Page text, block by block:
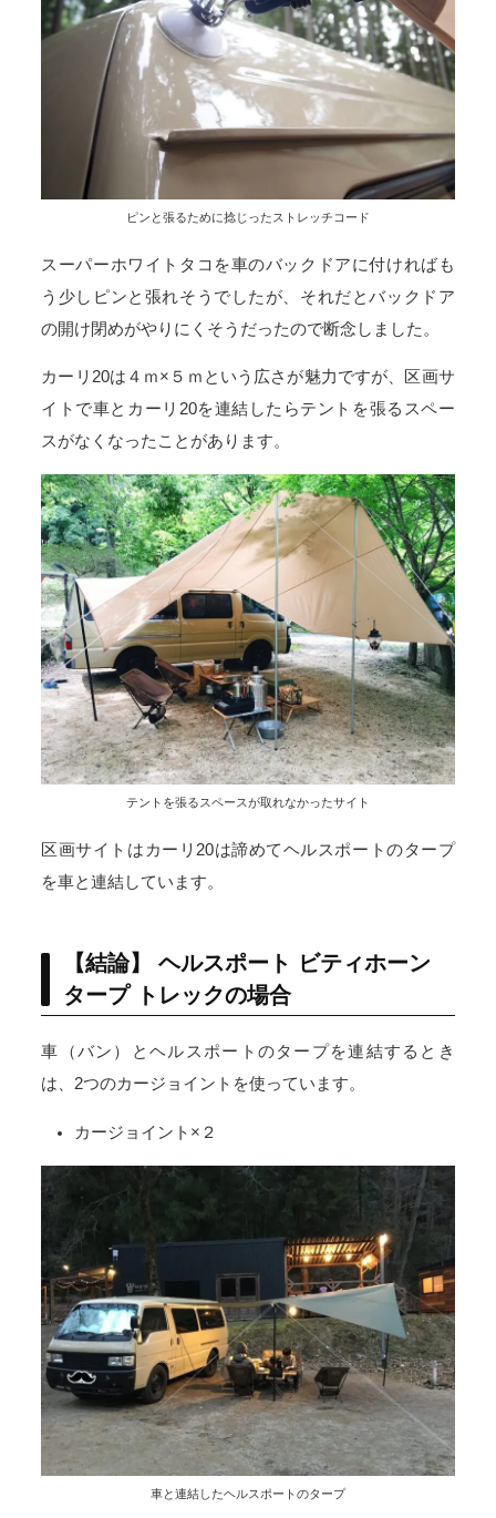
ピンと張るために捻じったストレッチコード
スーパーホワイトタコを車のバックドアに付ければも
う少しピンと張れそうでしたが、それだとバックドア
の開け閉めがやりにくそうだったので断念しました。
カーリ20は４ｍ×５ｍという広さが魅力ですが、区画サ
イトで車とカーリ20を連結したらテントを張るスペー
スがなくなったことがあります。
テントを張るスペースが取れなかったサイト
区画サイトはカーリ20は諦めてヘルスポートのタープ
を車と連結しています。
【結論】 ヘルスポート ビティホーン
タープ トレックの場合
車（バン）とヘルスポートのタープを連結するとき
は、2つのカージョイントを使っています。
カージョイント×２
車と連結したヘルスポートのタープ